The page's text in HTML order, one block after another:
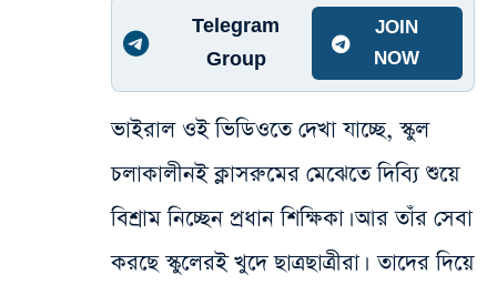
Telegram
Group
JOIN
NOW
ভাইরাল‌ ওই ভিডিওতে দেখা যাচ্ছে, স্কুল
চলাকালীনই ক্লাসরুমের মেঝেতে দিব্যি শুয়ে
বিশ্রাম নিচ্ছেন প্রধান শিক্ষিকা। আর তাঁর সেবা
করছে স্কুলেরই খুদে ছাত্রছাত্রীরা। তাদের দিয়ে